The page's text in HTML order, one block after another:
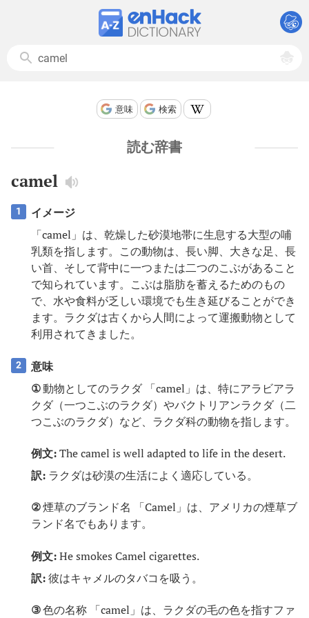
意味 検索
読む辞書
camel
1
イメージ
「camel」は、乾燥した砂漠地帯に生息する大型の哺
乳類を指します。この動物は、長い脚、大きな足、長
い首、そして背中に一つまたは二つのこぶがあること
で知られています。こぶは脂肪を蓄えるためのもの
で、水や食料が乏しい環境でも生き延びることができ
ます。ラクダは古くから人間によって運搬動物として
利用されてきました。
2
意味
①動物としてのラクダ 「camel」は、特にアラビアラ
クダ（一つこぶのラクダ）やバクトリアンラクダ（二
つこぶのラクダ）など、ラクダ科の動物を指します。
例文:The camel is well adapted to life in the desert.
訳:ラクダは砂漠の生活によく適応している。
②煙草のブランド名 「Camel」は、アメリカの煙草ブ
ランド名でもあります。
例文:He smokes Camel cigarettes.
訳:彼はキャメルのタバコを吸う。
③色の名称 「camel」は、ラクダの毛の色を指すファ